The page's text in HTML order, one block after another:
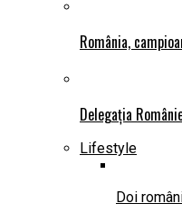
România,
Delegația
Lifestyle
Doi